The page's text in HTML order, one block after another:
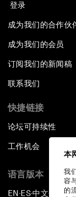
本
我
容
的
登录
成为我们的合作伙
成为我们的会员
订阅我们的新闻稿
联系我们
快捷链接
论坛可持续性
工作机会
语言版本
EN ▪ ES▪中文▪ 日本語